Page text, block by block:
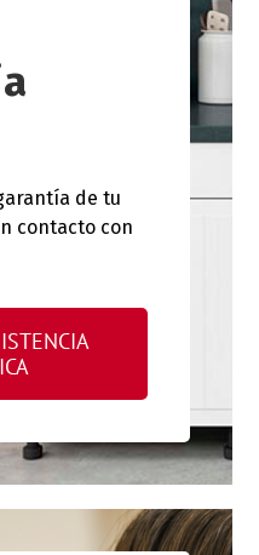
de tu
contacto con